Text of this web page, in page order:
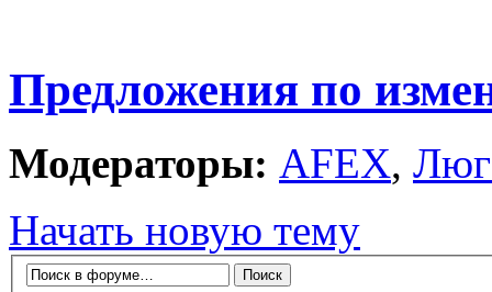
Предложения по
Модераторы: AFEX,
Начать новую тему